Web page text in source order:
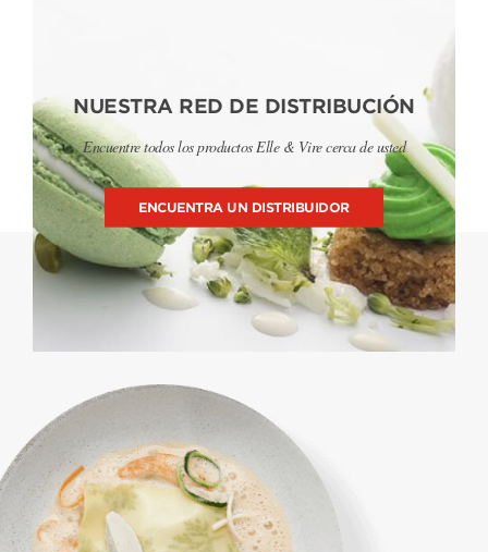
NUESTRA RED DE DISTRIBUCIÓN
Encuentre todos los productos Elle & Vire cerca de usted
ENCUENTRA UN DISTRIBUIDOR